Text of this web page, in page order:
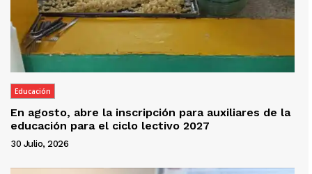
Educación
En agosto, abre la inscripción para auxiliares de la
educación para el ciclo lectivo 2027
30 Julio, 2026